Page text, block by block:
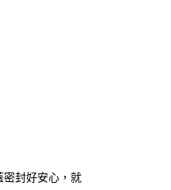
密封好安心，就